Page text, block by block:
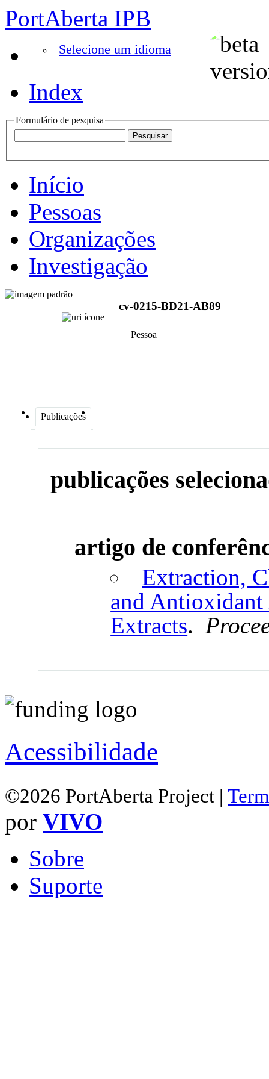
PortAberta IPB
Selecione um idioma
Index
Formulário de pesquisa
Início
Pessoas
Organizações
Investigação
cv-0215-BD21-AB89
Pessoa
Publicações
publicações
artigo de
Extraction,
and
Extracts.
Acessibilidade
©2026 PortAberta Project |
por VIVO
Sobre
Suporte